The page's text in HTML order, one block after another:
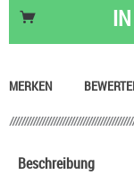
Skittles
MERKEN
Beschreibung